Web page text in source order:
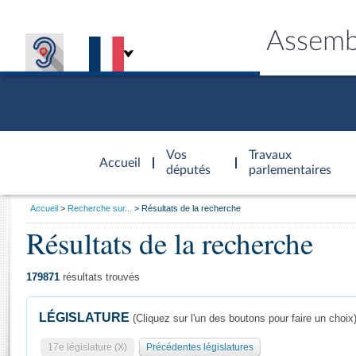
Accueil
d'accueil
Vos
députés
Travaux
parlementaires
Général
Vous
Accueil Recherche sur... Résultats de la recherche
Résultats de la recherche
179871 résultats trouvés
LÉGISLATURE (Cliquez sur l'un des boutons pour faire un choix)
17e législature (X) Précédentes législatures